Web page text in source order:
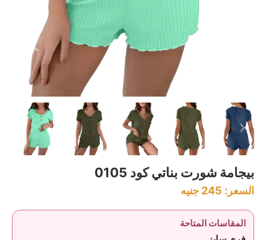
بيجامة شورت بناتي كود 0105
السعر: 245 جنيه
المقاسات المتاحة